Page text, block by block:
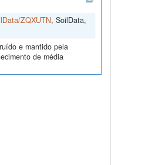
ZQXUTN, SoilData,
e mantido pela
de média